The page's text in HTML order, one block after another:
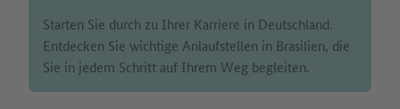
Starten Sie durch zu Ihrer Karriere in Deutschland.
Entdecken Sie wichtige Anlaufstellen in Brasilien, die
Sie in jedem Schritt auf Ihrem Weg begleiten.